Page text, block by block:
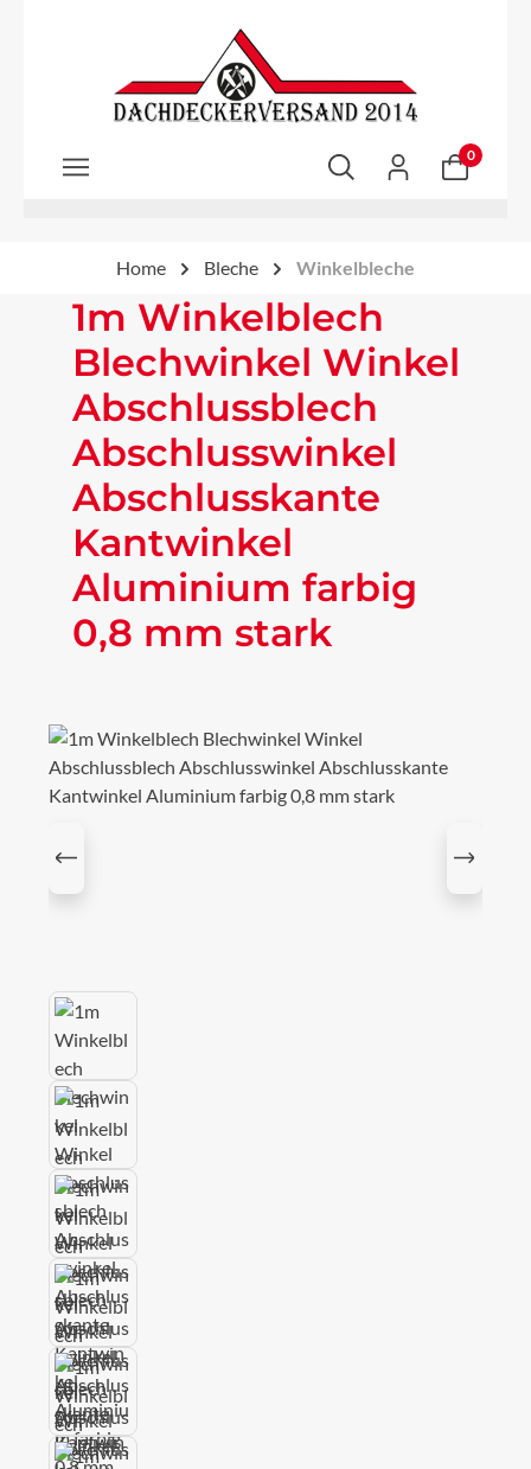
Zum Hauptinhalt springen
0
Home Bleche Winkelbleche
1m Winkelblech
Blechwinkel Winkel
Abschlussblech
Abschlusswinkel
Abschlusskante
Kantwinkel
Aluminium farbig
0,8 mm stark
Bildergalerie überspringen